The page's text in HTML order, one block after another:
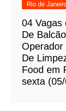
Rio de
04 Vagas
De
Operador
De
Food em
sexta